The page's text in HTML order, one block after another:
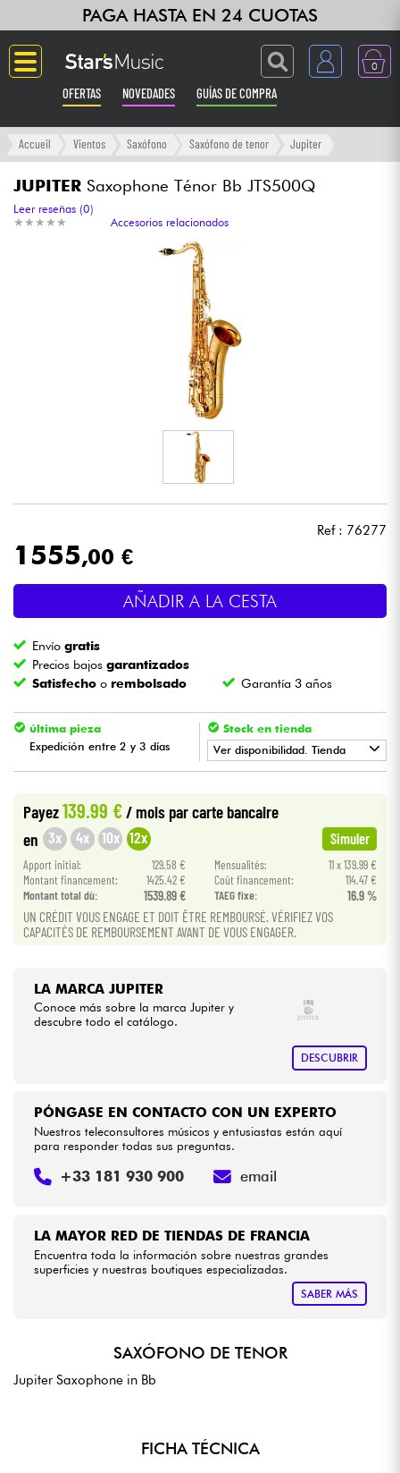
PAGA HASTA EN 24 CUOTAS
0
OFERTAS NOVEDADES GUÍAS DE COMPRA
Langue
Guitarras & Bajos
Ampli & Efectos
Sintetizadores & samplers
Sistemas de Sonido
Batería y percusión
Violines y cuarteto
Cables & Acces.
HiFi
Bundle
Accueil Vientos Saxófono Saxófono de tenor Jupiter
JUPITER Saxophone Ténor Bb JTS500Q
★ ★ ★ ★ ★
★ ★ ★ ★ ★
Leer reseñas (0)
Accesorios relacionados
Ref : 76277
1555,00 €
AÑADIR A LA CESTA
Envíogratis
Precios bajosgarantizados
Satisfecho o rembolsado Garantía 3 años
última pieza
Expedición entre 2 y 3 días
Stock en tienda
Ver disponibilidad. Tienda
Payez139.99 €/ mois par carte bancaire
en 3x 4x 10x 12x Simuler
Apport initial: 129.58 € Mensualités:
11 x 139.99 €
Montant financement:
1425.42 € Coût financement:
114.47 €
Montant total dù:
1539.89 € TAEG fixe: 16.9 %
UN CRÉDIT VOUS ENGAGE ET DOIT ÊTRE REMBOURSÉ. VÉRIFIEZ VOS
CAPACITÉS DE REMBOURSEMENT AVANT DE VOUS ENGAGER.
LA MARCA JUPITER
Conoce más sobre la marca Jupiter y
descubre todo el catálogo.
DESCUBRIR
LA MAYOR RED DE TIENDAS DE FRANCIA
Encuentra toda la información sobre nuestras grandes
superficies y nuestras boutiques especializadas.
SABER MÁS
PÓNGASE EN CONTACTO CON UN EXPERTO
Nuestros teleconsultores músicos y entusiastas están aquí
para responder todas sus preguntas.
+33 181 930 900 email
SAXÓFONO DE TENOR
Jupiter Saxophone in Bb
FICHA TÉCNICA